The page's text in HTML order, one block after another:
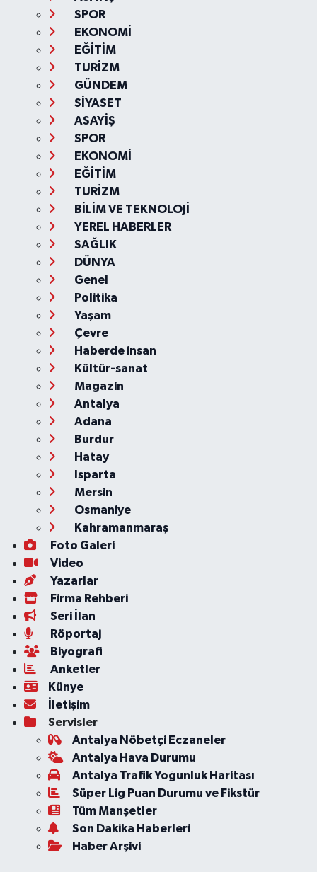
SPOR
EKONOMİ
EĞİTİM
TURİZM
GÜNDEM
SİYASET
ASAYİŞ
SPOR
EKONOMİ
EĞİTİM
TURİZM
BİLİM VE TEKNOLOJİ
YEREL HABERLER
SAĞLIK
DÜNYA
Genel
Politika
Yaşam
Çevre
Haberde insan
Kültür-sanat
Magazin
Antalya
Adana
Burdur
Hatay
Isparta
Mersin
Osmaniye
Kahramanmaraş
Foto Galeri
Video
Yazarlar
Firma Rehberi
Seri İlan
Röportaj
Biyografi
Anketler
Künye
İletişim
Servisler
Antalya Nöbetçi Eczaneler
Antalya Hava Durumu
Antalya Trafik Yoğunluk Haritası
Süper Lig Puan Durumu ve Fikstür
Tüm Manşetler
Son Dakika Haberleri
Haber Arşivi